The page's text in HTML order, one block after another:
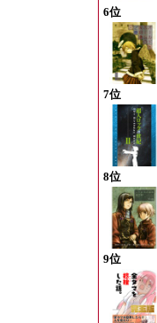
6位
7位
8位
9位